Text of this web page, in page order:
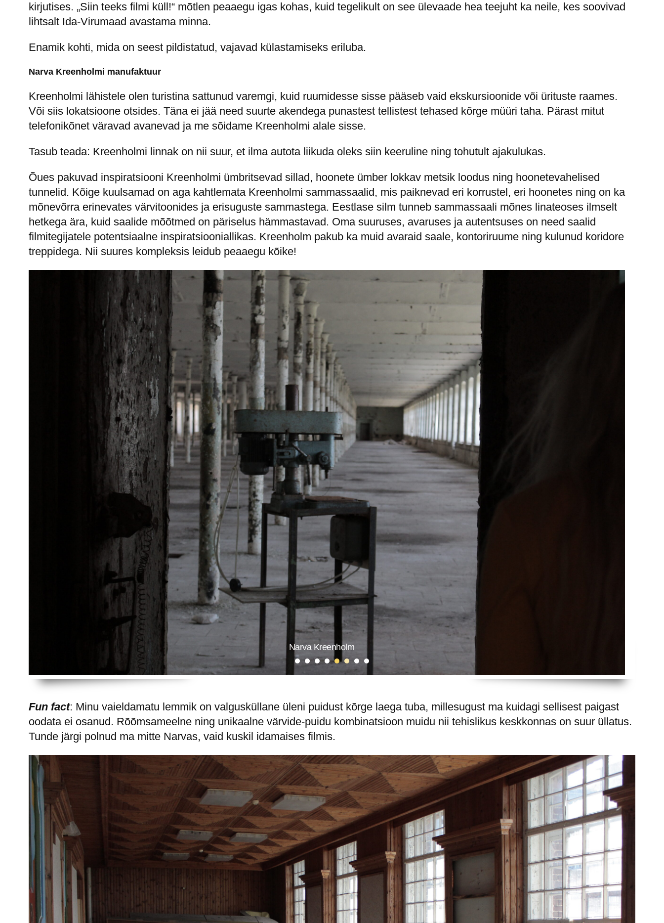
kirjutises. „Siin teeks filmi küll!“ mõtlen peaaegu igas kohas, kuid tegelikult on see ülevaade hea teejuht ka neile, kes soovivad
lihtsalt Ida-Virumaad avastama minna.
Enamik kohti, mida on seest pildistatud, vajavad külastamiseks eriluba.
Narva Kreenholmi manufaktuur
Kreenholmi lähistele olen turistina sattunud varemgi, kuid ruumidesse sisse pääseb vaid ekskursioonide või ürituste raames.
Või siis lokatsioone otsides. Täna ei jää need suurte akendega punastest tellistest tehased kõrge müüri taha. Pärast mitut
telefonikõnet väravad avanevad ja me sõidame Kreenholmi alale sisse.
Tasub teada: Kreenholmi linnak on nii suur, et ilma autota liikuda oleks siin keeruline ning tohutult ajakulukas.
Õues pakuvad inspiratsiooni Kreenholmi ümbritsevad sillad, hoonete ümber lokkav metsik loodus ning hoonetevahelised
tunnelid. Kõige kuulsamad on aga kahtlemata Kreenholmi sammassaalid, mis paiknevad eri korrustel, eri hoonetes ning on ka
mõnevõrra erinevates värvitoonides ja erisuguste sammastega. Eestlase silm tunneb sammassaali mõnes linateoses ilmselt
hetkega ära, kuid saalide mõõtmed on päriselus hämmastavad. Oma suuruses, avaruses ja autentsuses on need saalid
filmitegijatele potentsiaalne inspiratsiooniallikas. Kreenholm pakub ka muid avaraid saale, kontoriruume ning kulunud koridore
treppidega. Nii suures kompleksis leidub peaaegu kõike!
Narva Kreenholm
Fun fact: Minu vaieldamatu lemmik on valgusküllane üleni puidust kõrge laega tuba, millesugust ma kuidagi sellisest paigast
oodata ei osanud. Rõõmsameelne ning unikaalne värvide-puidu kombinatsioon muidu nii tehislikus keskkonnas on suur üllatus.
Tunde järgi polnud ma mitte Narvas, vaid kuskil idamaises filmis.